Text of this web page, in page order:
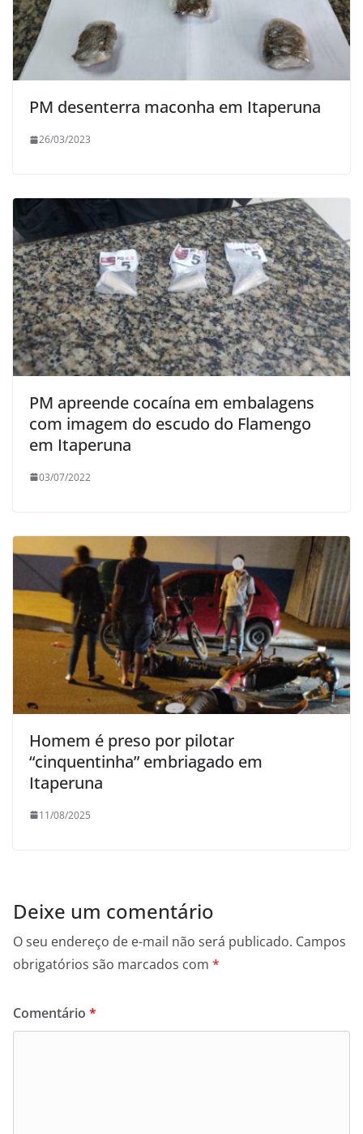
PM desenterra maconha em Itaperuna
26/03/2023
PM apreende cocaína em embalagens
com imagem do escudo do Flamengo
em Itaperuna
03/07/2022
Homem é preso por pilotar
“cinquentinha” embriagado em
Itaperuna
11/08/2025
Deixe um comentário
O seu endereço de e-mail não será publicado. Campos
obrigatórios são marcados com *
Comentário *